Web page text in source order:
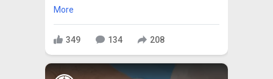
More
349 134 208